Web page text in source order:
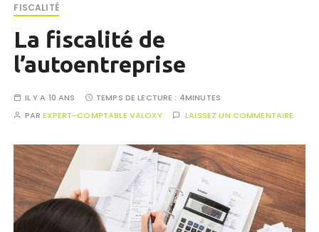
FISCALITÉ
La fiscalité de
l’autoentreprise
IL Y A 10 ANS TEMPS DE LECTURE : 4MINUTES
PAREXPERT-COMPTABLE VALOXY LAISSEZ UN COMMENTAIRE